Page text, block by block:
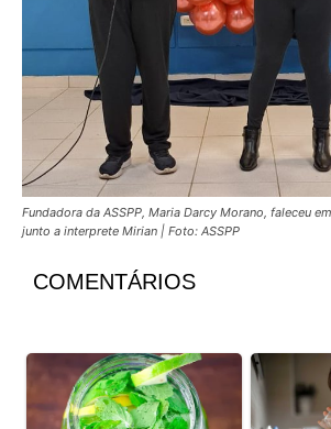
Fundadora da ASSPP, Maria Darcy Morano, faleceu
junto a interprete Mirian | Foto: ASSPP
COMENTÁRIOS